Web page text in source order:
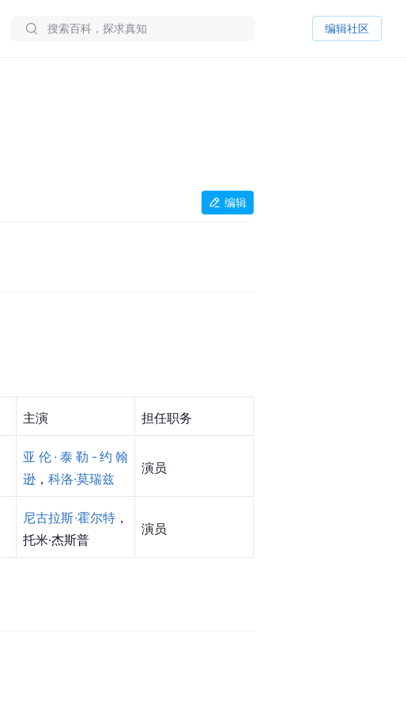
编辑社区
编辑
主演 担任职务
亚伦·泰勒-约翰
逊 ， 科洛·莫瑞兹
演员
尼古拉斯·霍尔特 ，
托米·杰斯普
演员